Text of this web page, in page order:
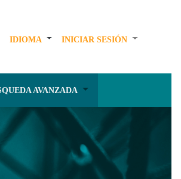
IDIOMA INICIAR SESIÓN
AVANZADA